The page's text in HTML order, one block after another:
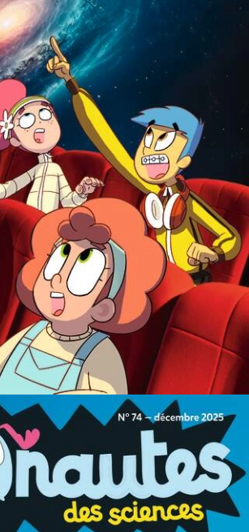
Suivant
de s'abonner
DES
enfant se pose
pas à pas
connaissances
le monde
Le